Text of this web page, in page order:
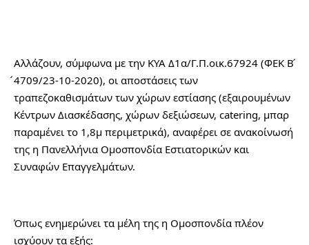
Αλλάζουν, σύμφωνα με την ΚΥΑ Δ1α/Γ.Π.οικ.67924 (ΦΕΚ Β
́4709/23-10-2020), οι αποστάσεις των
τραπεζοκαθισμάτων των χώρων εστίασης (εξαιρουμένων
Κέντρων Διασκέδασης, χώρων δεξιώσεων, catering, μπαρ
παραμένει το 1,8μ περιμετρικά), αναφέρει σε ανακοίνωσή
της η Πανελλήνια Ομοσπονδία Εστιατορικών και
Συναφών Επαγγελμάτων.
Όπως ενημερώνει τα μέλη της η Ομοσπονδία πλέον
ισχύουν τα εξής: